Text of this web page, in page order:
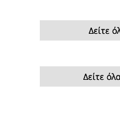
Δείτε
Δείτε